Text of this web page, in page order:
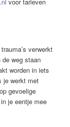
verwerkt
weg staan
worden in iets
je werkt met
gevoelige
je eentje mee